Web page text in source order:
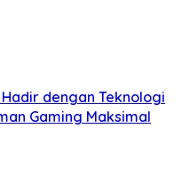
dengan Teknologi
Gaming Maksimal